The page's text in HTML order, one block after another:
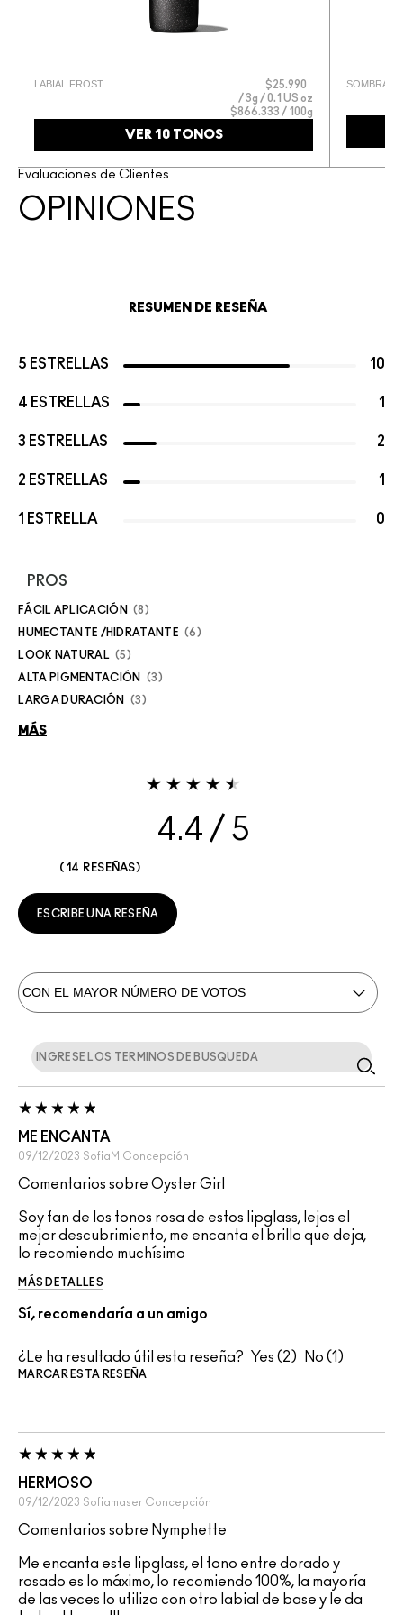
LABIAL FROST
$25.990
3g / 0.1 US oz
$866.333 / 100g
VER 10 TONOS
SOMBRA
Evaluaciones de Clientes
OPINIONES
RESUMEN DE RESEÑA
5 ESTRELLAS 10
4 ESTRELLAS 1
3 ESTRELLAS 2
2 ESTRELLAS 1
1 ESTRELLA 0
PROS
FÁCIL APLICACIÓN 8
HUMECTANTE /HIDRATANTE 6
LOOK NATURAL 5
ALTA PIGMENTACIÓN 3
LARGA DURACIÓN 3
MÁS
4.4
14 RESEÑAS
ESCRIBE UNA RESEÑA
ME ENCANTA
09/12/2023 SofiaM Concepción
Comentarios sobre Oyster Girl
Soy fan de los tonos rosa de estos lipglass, lejos el
mejor descubrimiento, me encanta el brillo que deja,
lo recomiendo muchísimo
MÁS DETALLES
Sí, recomendaría a un amigo
¿Le ha resultado útil esta reseña? 2 1
MARCAR ESTA RESEÑA
HERMOSO
09/12/2023 Sofiamaser Concepción
Comentarios sobre Nymphette
Me encanta este lipglass, el tono entre dorado y
rosado es lo máximo, lo recomiendo 100%, la mayoría
de las veces lo utilizo con otro labial de base y le da